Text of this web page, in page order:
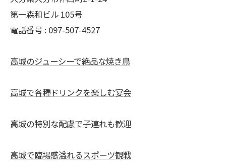
第一森和ビル 105号
電話番号 : 097-507-4527
高城のジューシーで絶品な焼き鳥
高城で各種ドリンクを楽しむ宴会
高城の特別な配慮で子連れも歓迎
高城で臨場感溢れるスポーツ観戦